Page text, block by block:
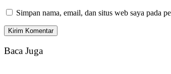
Simpan nama, email, dan situs web saya pada
Baca Juga